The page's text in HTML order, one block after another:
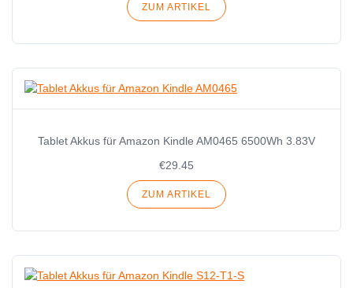
ZUM ARTIKEL
Tablet Akkus für Amazon Kindle AM0465 6500Wh 3.83V
€29.45
ZUM ARTIKEL